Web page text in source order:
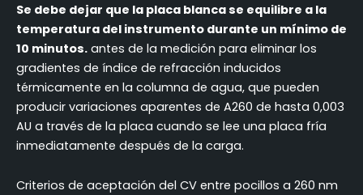
Se debe dejar que la placa blanca se equilibre a la
temperatura del instrumento durante un mínimo de
10 minutos. antes de la medición para eliminar los
gradientes de índice de refracción inducidos
térmicamente en la columna de agua, que pueden
producir variaciones aparentes de A260 de hasta 0,003
AU a través de la placa cuando se lee una placa fría
inmediatamente después de la carga.
Criterios de aceptación del CV entre pocillos a 260 nm